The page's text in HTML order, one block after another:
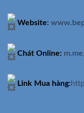
Website:
Chát Online:
Link Mua hàng: